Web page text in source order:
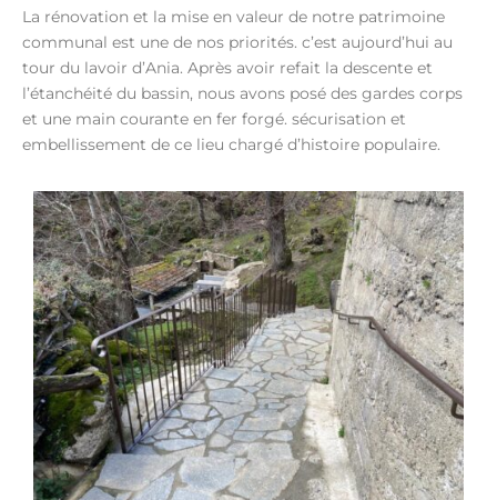
La rénovation et la mise en valeur de notre patrimoine
communal est une de nos priorités. c’est aujourd’hui au
tour du lavoir d’Ania. Après avoir refait la descente et
l’étanchéité du bassin, nous avons posé des gardes corps
et une main courante en fer forgé. sécurisation et
embellissement de ce lieu chargé d’histoire populaire.